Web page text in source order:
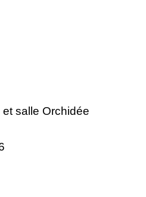
salle Orchidée